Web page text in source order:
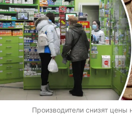
Производители снизят цены